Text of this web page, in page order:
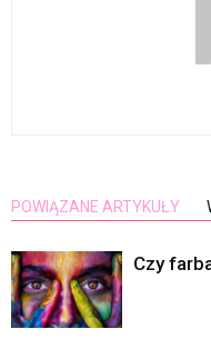
POWIĄZANE ARTYKUŁY
Czy